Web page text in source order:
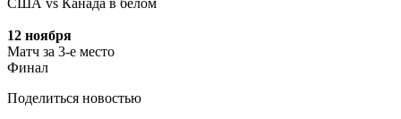
12 ноября
Матч за 3-е место
Финал
Поделиться новостью